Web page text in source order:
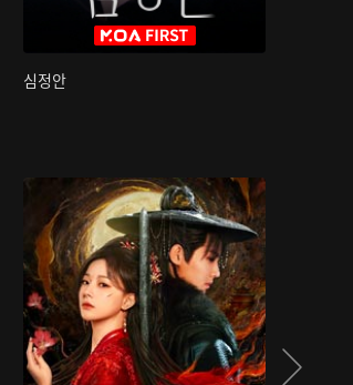
심정안